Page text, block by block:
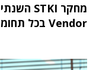
Vendor בכל תחומי שוק ה-IT